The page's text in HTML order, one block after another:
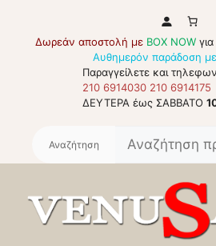
περιεχόμενο
Δωρεάν αποστολή με BOX NOW
Αυθημερόν παράδοση
Παραγγείλετε και
210 6914030 210 6914175
ΔΕΥΤΕΡΑ έως ΣΑΒΒΑΤΟ